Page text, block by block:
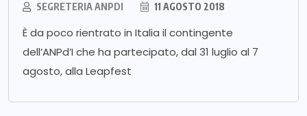
SEGRETERIA ANPDI 11 AGOSTO 2018
È da poco rientrato in Italia il contingente
dell’ANPd’I che ha partecipato, dal 31 luglio al 7
agosto, alla Leapfest